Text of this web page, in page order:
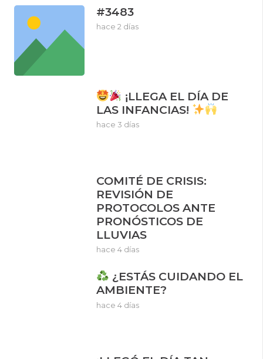
#3483
hace 2 días
¡LLEGA EL DÍA DE
LAS INFANCIAS!
hace 3 días
COMITÉ DE CRISIS:
REVISIÓN DE
PROTOCOLOS ANTE
PRONÓSTICOS DE
LLUVIAS
hace 4 días
¿ESTÁS CUIDANDO EL
AMBIENTE?
hace 4 días